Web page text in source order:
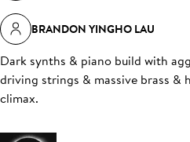
BRANDON YINGHO LAU
Dark synths & piano build with
driving strings & massive brass &
climax.